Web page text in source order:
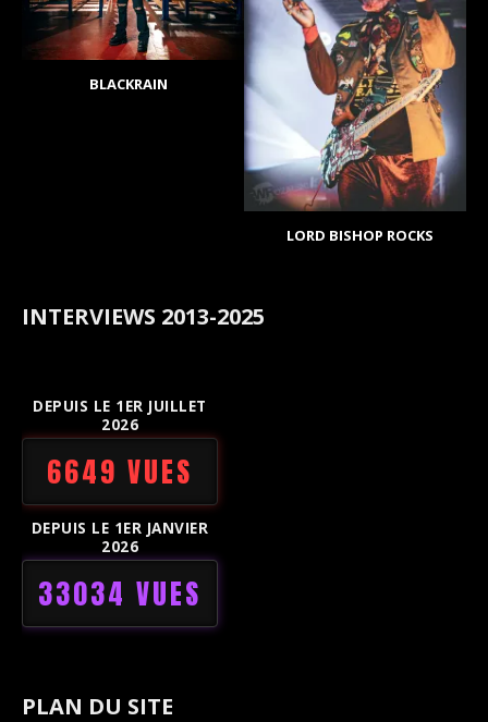
BLACKRAIN
LORD BISHOP ROCKS
INTERVIEWS 2013-2025
DEPUIS LE 1ER JUILLET
2026
6649 VUES
DEPUIS LE 1ER JANVIER
2026
33034 VUES
PLAN DU SITE